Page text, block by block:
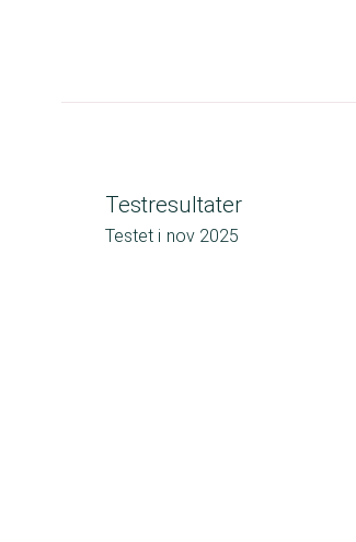
Testresultater
Testet i nov 2025